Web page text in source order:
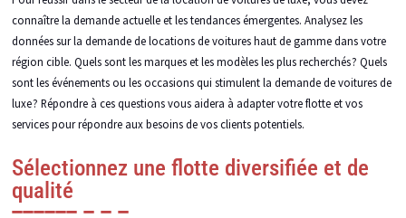
connaître la demande actuelle et les tendances émergentes. Analysez les
données sur la demande de locations de voitures haut de gamme dans votre
région cible. Quels sont les marques et les modèles les plus recherchés ? Quels
sont les événements ou les occasions qui stimulent la demande de voitures de
luxe ? Répondre à ces questions vous aidera à adapter votre flotte et vos
services pour répondre aux besoins de vos clients potentiels.
Sélectionnez une flotte diversifiée et de
qualité